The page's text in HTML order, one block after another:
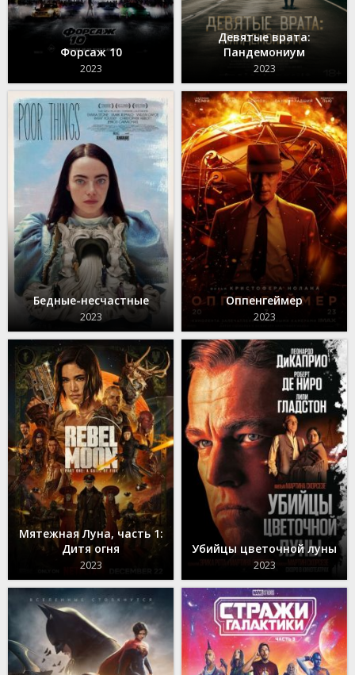
Форсаж 10
2023
Девятые врата:
Пандемониум
2023
Бедные-несчастные
2023
Оппенгеймер
2023
Мятежная Луна, часть 1:
Дитя огня
2023
Убийцы цветочной луны
2023